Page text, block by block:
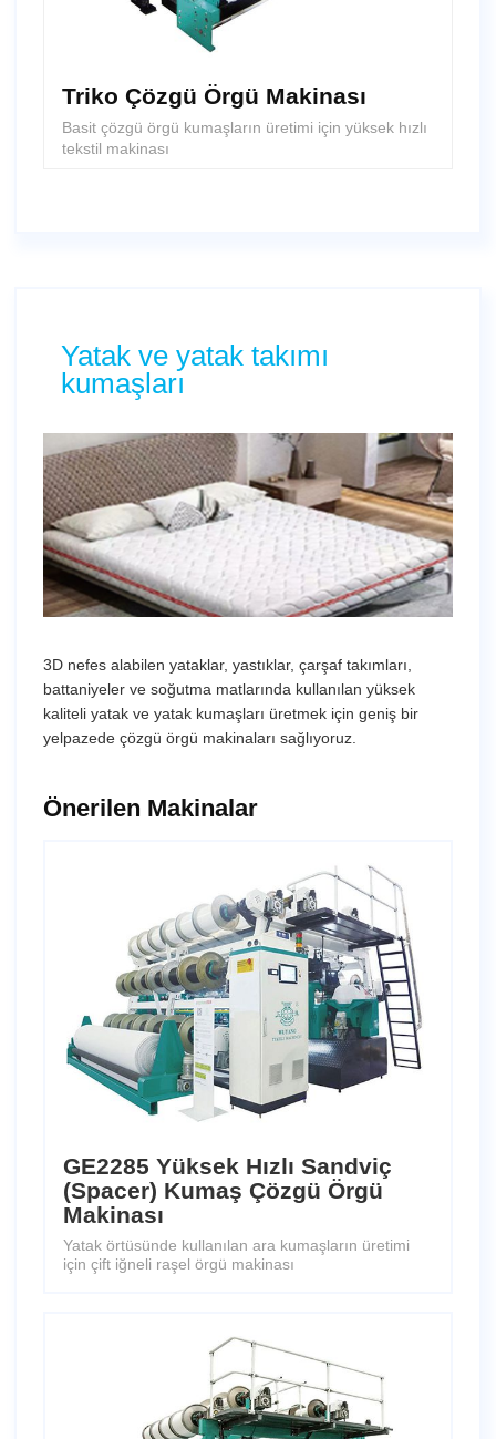
Triko Çözgü Örgü Makinası
Basit çözgü örgü kumaşların üretimi için yüksek hızlı
tekstil makinası
Yatak ve yatak takımı
kumaşları
3D nefes alabilen yataklar, yastıklar, çarşaf takımları,
battaniyeler ve soğutma matlarında kullanılan yüksek
kaliteli yatak ve yatak kumaşları üretmek için geniş bir
yelpazede çözgü örgü makinaları sağlıyoruz.
Önerilen Makinalar
GE2285 Yüksek Hızlı Sandviç
(Spacer) Kumaş Çözgü Örgü
Makinası
Yatak örtüsünde kullanılan ara kumaşların üretimi
için çift iğneli raşel örgü makinası